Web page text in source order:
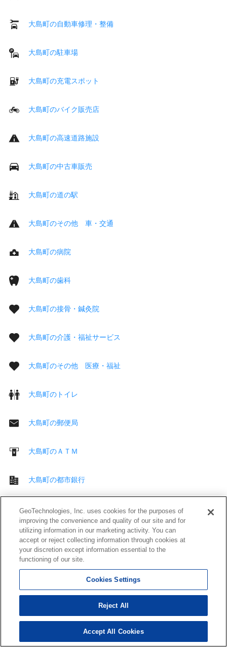
大島町の自動車修理・整備
大島町の駐車場
大島町の充電スポット
大島町のバイク販売店
大島町の高速道路施設
大島町の中古車販売
大島町の道の駅
大島町のその他 車・交通
大島町の病院
大島町の歯科
大島町の接骨・鍼灸院
大島町の介護・福祉サービス
大島町のその他 医療・福祉
大島町のトイレ
大島町の郵便局
大島町のＡＴＭ
大島町の都市銀行
大島町の地方銀行
大島町の第２地方銀行
大島町のその他 銀行
大島町のその他 金融機関
大島町の公共施設
GeoTechnologies, Inc. uses cookies for the purposes of
improving the convenience and quality of our site and for
utilizing information in our marketing activity. You can
accept or reject collecting information through cookies at
your discretion except information essential to the
functioning of our site.
Cookies Settings
Reject All
Accept All Cookies